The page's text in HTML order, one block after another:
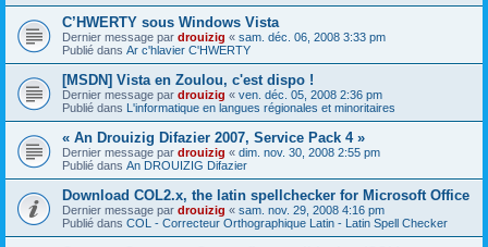
C’HWERTY sous Windows Vista
Dernier message par drouizig « sam. déc. 06, 2008 3:33 pm
Publié dans Ar c'hlavier C'HWERTY
[MSDN] Vista en Zoulou, c'est dispo !
Dernier message par drouizig « ven. déc. 05, 2008 2:36 pm
Publié dans L'informatique en langues régionales et minoritaires
« An Drouizig Difazier 2007, Service Pack 4 »
Dernier message par drouizig « dim. nov. 30, 2008 2:55 pm
Publié dans An DROUIZIG Difazier
Download COL2.x, the latin spellchecker for Microsoft Office
Dernier message par drouizig « sam. nov. 29, 2008 4:16 pm
Publié dans COL - Correcteur Orthographique Latin - Latin Spell Checker